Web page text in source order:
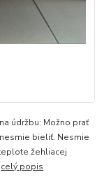
údržbu: Možno prať
bieliť. Nesmie
žehliacej
celý popis